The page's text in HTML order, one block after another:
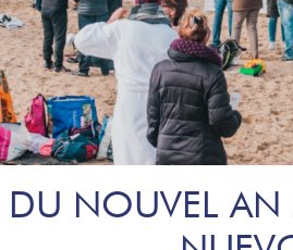
DU NOUVEL